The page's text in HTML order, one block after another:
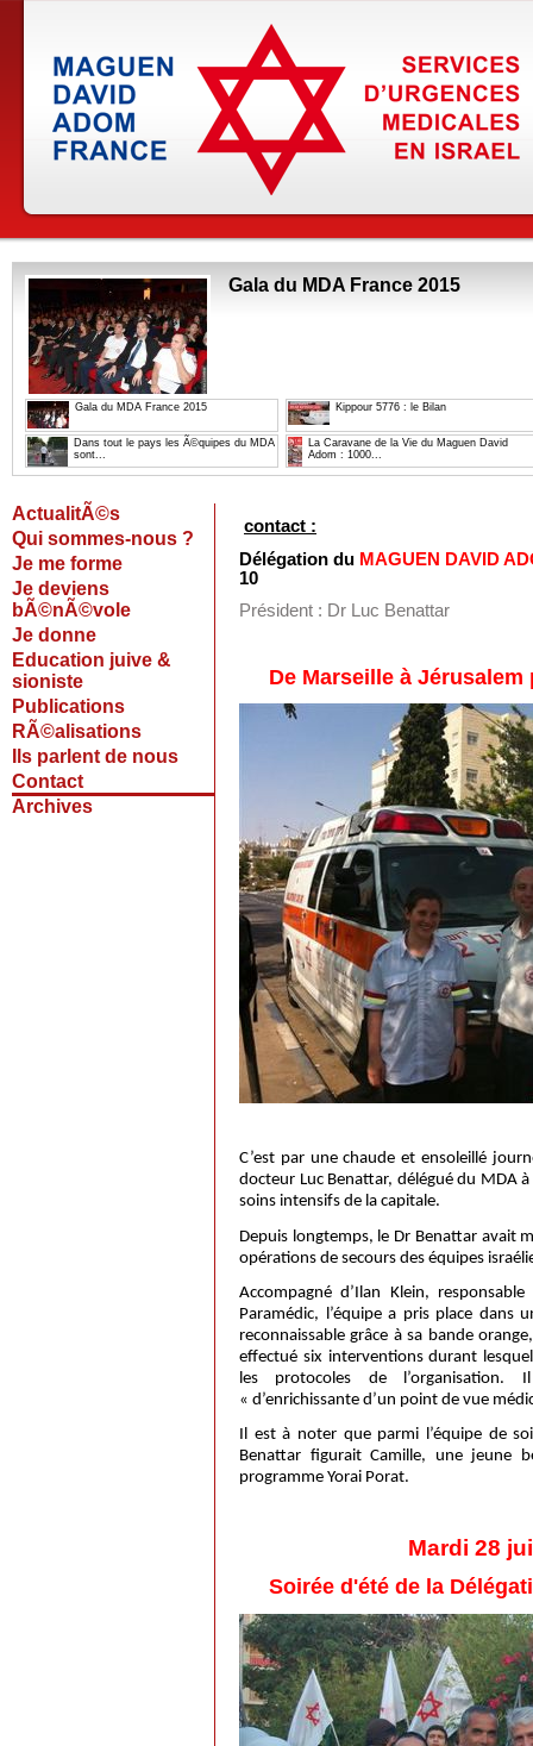
Gala du MDA France 2015
Gala du MDA France 2015 Kippour 5776 : le Bilan
Dans tout le pays les Ã©quipes du MDA
sont...
La Caravane de la Vie du Maguen David
Adom : 1000...
ActualitÃ©s
Qui sommes-nous ?
Je me forme
Je deviens
bÃ©nÃ©vole
Je donne
Education juive &
sioniste
Publications
RÃ©alisations
Ils parlent de nous
Contact
Archives
contact :
Délégation du MAGUEN DAVID
10
Président : Dr Luc Benattar
De Marseille à
C’est par une chaude et ensoleillé
docteur Luc Benattar, délégué du MDA
soins intensifs de la capitale.
Depuis longtemps, le Dr Benattar avait
opérations de secours des équipes
Accompagné d’Ilan Klein,
Paramédic, l’équipe a pris place dans
reconnaissable grâce à sa bande
effectué six interventions durant
les protocoles de l’organisation.
« d’enrichissante d’un point de vue
Il est à noter que parmi l’équipe de
Benattar figurait Camille, une jeune
programme Yorai Porat.
Mardi 28
Soirée d'été de la